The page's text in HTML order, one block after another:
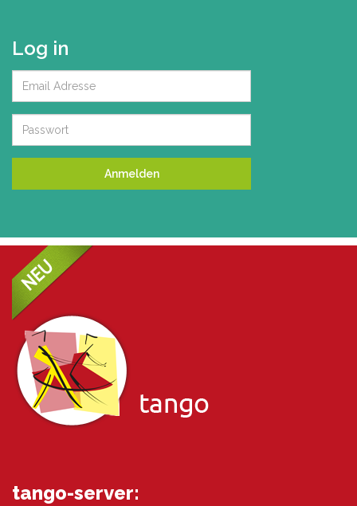
Log in
tango-server: